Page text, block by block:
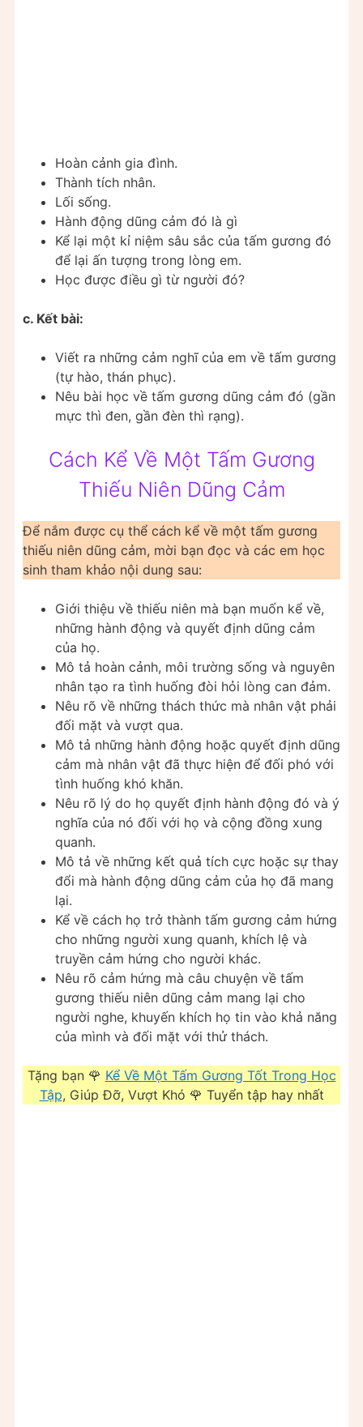
Hoàn cảnh gia đình.
Thành tích nhân.
Lối sống.
Hành động dũng cảm đó là gì
Kể lại một kỉ niệm sâu sắc của tấm gương đó
để lại ấn tượng trong lòng em.
Học được điều gì từ người đó?
c. Kết bài:
Viết ra những cảm nghĩ của em về tấm gương
(tự hào, thán phục).
Nêu bài học về tấm gương dũng cảm đó (gần
mực thì đen, gần đèn thì rạng).
Cách Kể Về Một Tấm Gương
Thiếu Niên Dũng Cảm
Để nắm được cụ thể cách kể về một tấm gương
thiếu niên dũng cảm, mời bạn đọc và các em học
sinh tham khảo nội dung sau:
Giới thiệu về thiếu niên mà bạn muốn kể về,
những hành động và quyết định dũng cảm
của họ.
Mô tả hoàn cảnh, môi trường sống và nguyên
nhân tạo ra tình huống đòi hỏi lòng can đảm.
Nêu rõ về những thách thức mà nhân vật phải
đối mặt và vượt qua.
Mô tả những hành động hoặc quyết định dũng
cảm mà nhân vật đã thực hiện để đối phó với
tình huống khó khăn.
Nêu rõ lý do họ quyết định hành động đó và ý
nghĩa của nó đối với họ và cộng đồng xung
quanh.
Mô tả về những kết quả tích cực hoặc sự thay
đổi mà hành động dũng cảm của họ đã mang
lại.
Kể về cách họ trở thành tấm gương cảm hứng
cho những người xung quanh, khích lệ và
truyền cảm hứng cho người khác.
Nêu rõ cảm hứng mà câu chuyện về tấm
gương thiếu niên dũng cảm mang lại cho
người nghe, khuyến khích họ tin vào khả năng
của mình và đối mặt với thử thách.
Tặng bạn 🌹 Kể Về Một Tấm Gương Tốt Trong Học
Tập, Giúp Đỡ, Vượt Khó 🌹 Tuyển tập hay nhất